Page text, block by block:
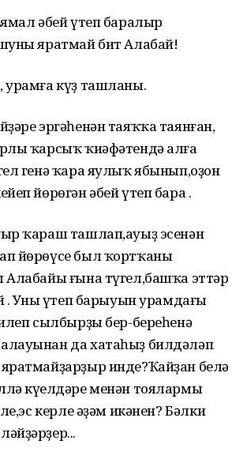
әбей үтеп баралыр
яратмай бит Алабай!
урамға күҙ ташланы.
эргәһенән таяҡҡа таянған,
ҡарсыҡ ҡиәфәтендә алға
генә ҡара яулыҡ ябынып,оҙон
йөрөгән әбей үтеп бара .
ҡараш ташлап,ауыҙ эсенән
йөрөүсе был ҡортҡаны
Алабайы ғына түгел,башҡа эттәр
. Уның үтеп барыуын урамдағы
сылбырҙы бер-береһенә
да хатаһыҙ билдәләп
инде?Ҡайҙан белә
күңелдәре менән тоялармы
керле әҙәм икәнен? Бәлки